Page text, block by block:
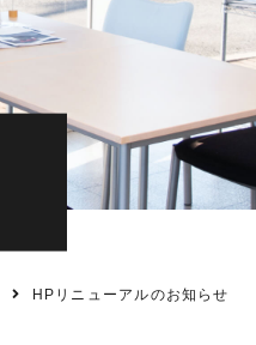
HPリニューアルのお知らせ